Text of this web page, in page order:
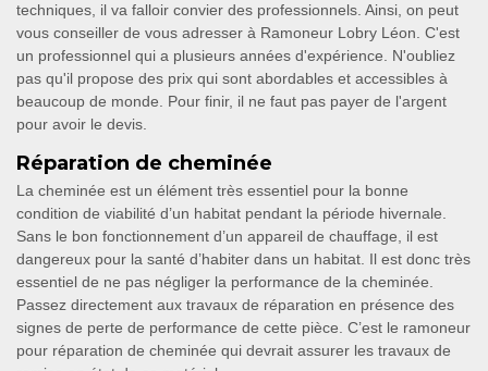
techniques, il va falloir convier des professionnels. Ainsi, on peut
vous conseiller de vous adresser à Ramoneur Lobry Léon. C'est
un professionnel qui a plusieurs années d'expérience. N'oubliez
pas qu'il propose des prix qui sont abordables et accessibles à
beaucoup de monde. Pour finir, il ne faut pas payer de l'argent
pour avoir le devis.
Réparation de cheminée
La cheminée est un élément très essentiel pour la bonne
condition de viabilité d’un habitat pendant la période hivernale.
Sans le bon fonctionnement d’un appareil de chauffage, il est
dangereux pour la santé d’habiter dans un habitat. Il est donc très
essentiel de ne pas négliger la performance de la cheminée.
Passez directement aux travaux de réparation en présence des
signes de perte de performance de cette pièce. C’est le ramoneur
pour réparation de cheminée qui devrait assurer les travaux de